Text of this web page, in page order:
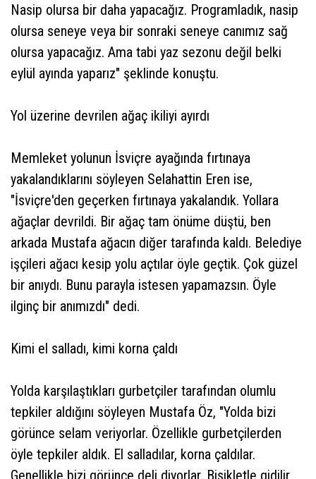
Nasip olursa bir daha yapacağız. Programladık, nasip
olursa seneye veya bir sonraki seneye canımız sağ
olursa yapacağız. Ama tabi yaz sezonu değil belki
eylül ayında yaparız" şeklinde konuştu.
Yol üzerine devrilen ağaç ikiliyi ayırdı
Memleket yolunun İsviçre ayağında fırtınaya
yakalandıklarını söyleyen Selahattin Eren ise,
"İsviçre'den geçerken fırtınaya yakalandık. Yollara
ağaçlar devrildi. Bir ağaç tam önüme düştü, ben
arkada Mustafa ağacın diğer tarafında kaldı. Belediye
işçileri ağacı kesip yolu açtılar öyle geçtik. Çok güzel
bir anıydı. Bunu parayla istesen yapamazsın. Öyle
ilginç bir anımızdı" dedi.
Kimi el salladı, kimi korna çaldı
Yolda karşılaştıkları gurbetçiler tarafından olumlu
tepkiler aldığını söyleyen Mustafa Öz, "Yolda bizi
görünce selam veriyorlar. Özellikle gurbetçilerden
öyle tepkiler aldık. El salladılar, korna çaldılar.
Genellikle bizi görünce deli diyorlar. Bisikletle gidilir